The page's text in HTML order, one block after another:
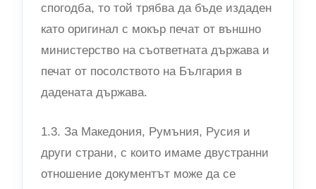
спогодба, то той трябва да бъде издаден
като оригинал с мокър печат от външно
министерство на съответната държава и
печат от посолството на България в
дадената държава.
1.3. За Македония, Румъния, Русия и
други страни, с които имаме двустранни
отношение документът може да се